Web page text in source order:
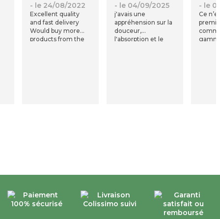
- le 24/08/2022
Excellent quality
and fast delivery
Would buy more
products from the
- le 04/09/2025
j'avais une
appréhension sur la
douceur,
l'absorption et le
- le
Ce